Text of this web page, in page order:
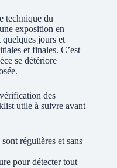
technique du
exposition en
jours et
et finales. C’est
se détériore
des
utile à suivre avant
régulières et sans
pour détecter tout